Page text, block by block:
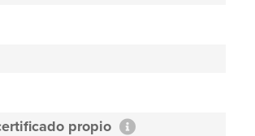
propio